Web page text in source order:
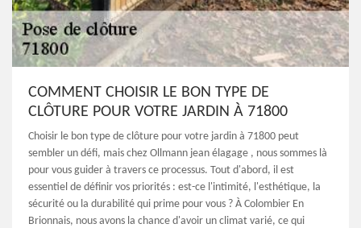
COMMENT CHOISIR LE BON TYPE DE
CLÔTURE POUR VOTRE JARDIN À 71800
Choisir le bon type de clôture pour votre jardin à 71800 peut
sembler un défi, mais chez Ollmann jean élagage , nous sommes là
pour vous guider à travers ce processus. Tout d'abord, il est
essentiel de définir vos priorités : est-ce l'intimité, l'esthétique, la
sécurité ou la durabilité qui prime pour vous ? À Colombier En
Brionnais, nous avons la chance d'avoir un climat varié, ce qui